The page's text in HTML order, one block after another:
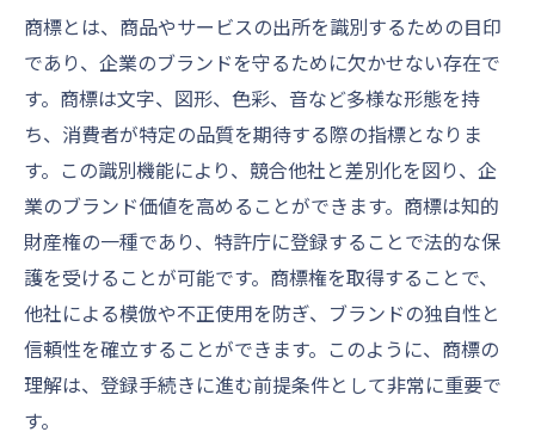
商標調査の具体的な手順
商標選定時に避けるべき共通ミス
商標調査ツールとその活用法
商標出願書類作成の具体的ステップ
商標出願書類作成の基本
正確な情報入力が求められる理由
申請書類作成時のよくあるミス
オンライン申請の流れと注意点
専門家に依頼する場合の利点
書類作成のためのリソースと参考資料
商標とは、商品やサービスの出所を識別するための目印
であり、企業のブランドを守るために欠かせない存在で
す。商標は文字、図形、色彩、音など多様な形態を持
ち、消費者が特定の品質を期待する際の指標となりま
す。この識別機能により、競合他社と差別化を図り、企
業のブランド価値を高めることができます。商標は知的
財産権の一種であり、特許庁に登録することで法的な保
護を受けることが可能です。商標権を取得することで、
他社による模倣や不正使用を防ぎ、ブランドの独自性と
信頼性を確立することができます。このように、商標の
理解は、登録手続きに進む前提条件として非常に重要で
す。